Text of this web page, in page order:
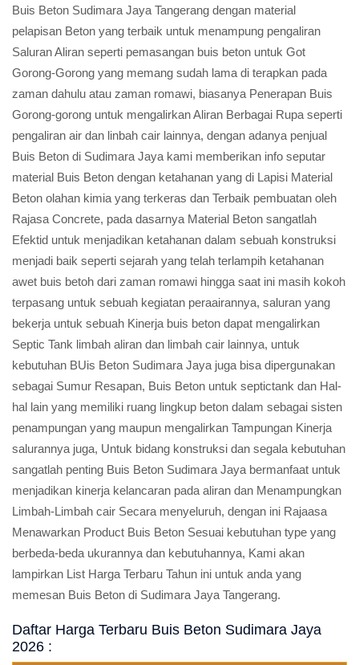
Buis Beton Sudimara Jaya Tangerang dengan material
pelapisan Beton yang terbaik untuk menampung pengaliran
Saluran Aliran seperti pemasangan buis beton untuk Got
Gorong-Gorong yang memang sudah lama di terapkan pada
zaman dahulu atau zaman romawi, biasanya Penerapan Buis
Gorong-gorong untuk mengalirkan Aliran Berbagai Rupa seperti
pengaliran air dan linbah cair lainnya, dengan adanya penjual
Buis Beton di Sudimara Jaya kami memberikan info seputar
material Buis Beton dengan ketahanan yang di Lapisi Material
Beton olahan kimia yang terkeras dan Terbaik pembuatan oleh
Rajasa Concrete, pada dasarnya Material Beton sangatlah
Efektid untuk menjadikan ketahanan dalam sebuah konstruksi
menjadi baik seperti sejarah yang telah terlampih ketahanan
awet buis betoh dari zaman romawi hingga saat ini masih kokoh
terpasang untuk sebuah kegiatan peraairannya, saluran yang
bekerja untuk sebuah Kinerja buis beton dapat mengalirkan
Septic Tank limbah aliran dan limbah cair lainnya, untuk
kebutuhan BUis Beton Sudimara Jaya juga bisa dipergunakan
sebagai Sumur Resapan, Buis Beton untuk septictank dan Hal-
hal lain yang memiliki ruang lingkup beton dalam sebagai sisten
penampungan yang maupun mengalirkan Tampungan Kinerja
salurannya juga, Untuk bidang konstruksi dan segala kebutuhan
sangatlah penting Buis Beton Sudimara Jaya bermanfaat untuk
menjadikan kinerja kelancaran pada aliran dan Menampungkan
Limbah-Limbah cair Secara menyeluruh, dengan ini Rajaasa
Menawarkan Product Buis Beton Sesuai kebutuhan type yang
berbeda-beda ukurannya dan kebutuhannya, Kami akan
lampirkan List Harga Terbaru Tahun ini untuk anda yang
memesan Buis Beton di Sudimara Jaya Tangerang.
Daftar Harga Terbaru Buis Beton Sudimara Jaya
2026 :